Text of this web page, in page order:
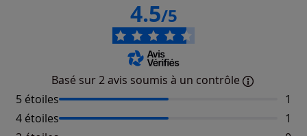
4.5/5
Basé sur 2 avis soumis à un contrôle
5 étoiles
1
4 étoiles
1